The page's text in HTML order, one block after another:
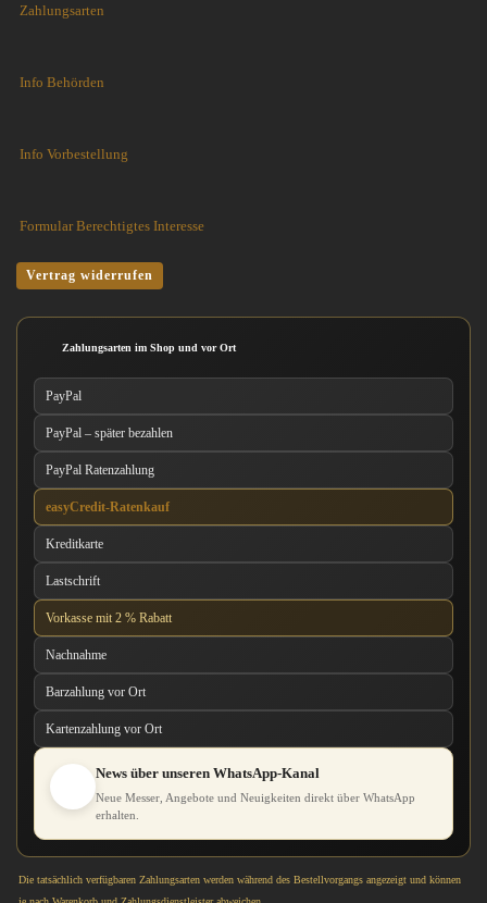
Zahlungsarten
Info Behörden
Info Vorbestellung
Formular Berechtigtes Interesse
Vertrag widerrufen
Zahlungsarten im Shop und vor Ort
PayPal
PayPal – später bezahlen
PayPal Ratenzahlung
easyCredit-Ratenkauf
Kreditkarte
Lastschrift
Vorkasse mit 2 % Rabatt
Nachnahme
Barzahlung vor Ort
Kartenzahlung vor Ort
News über unseren WhatsApp-Kanal
Neue Messer, Angebote und Neuigkeiten direkt über WhatsApp
erhalten.
Die tatsächlich verfügbaren Zahlungsarten werden während des Bestellvorgangs angezeigt und können